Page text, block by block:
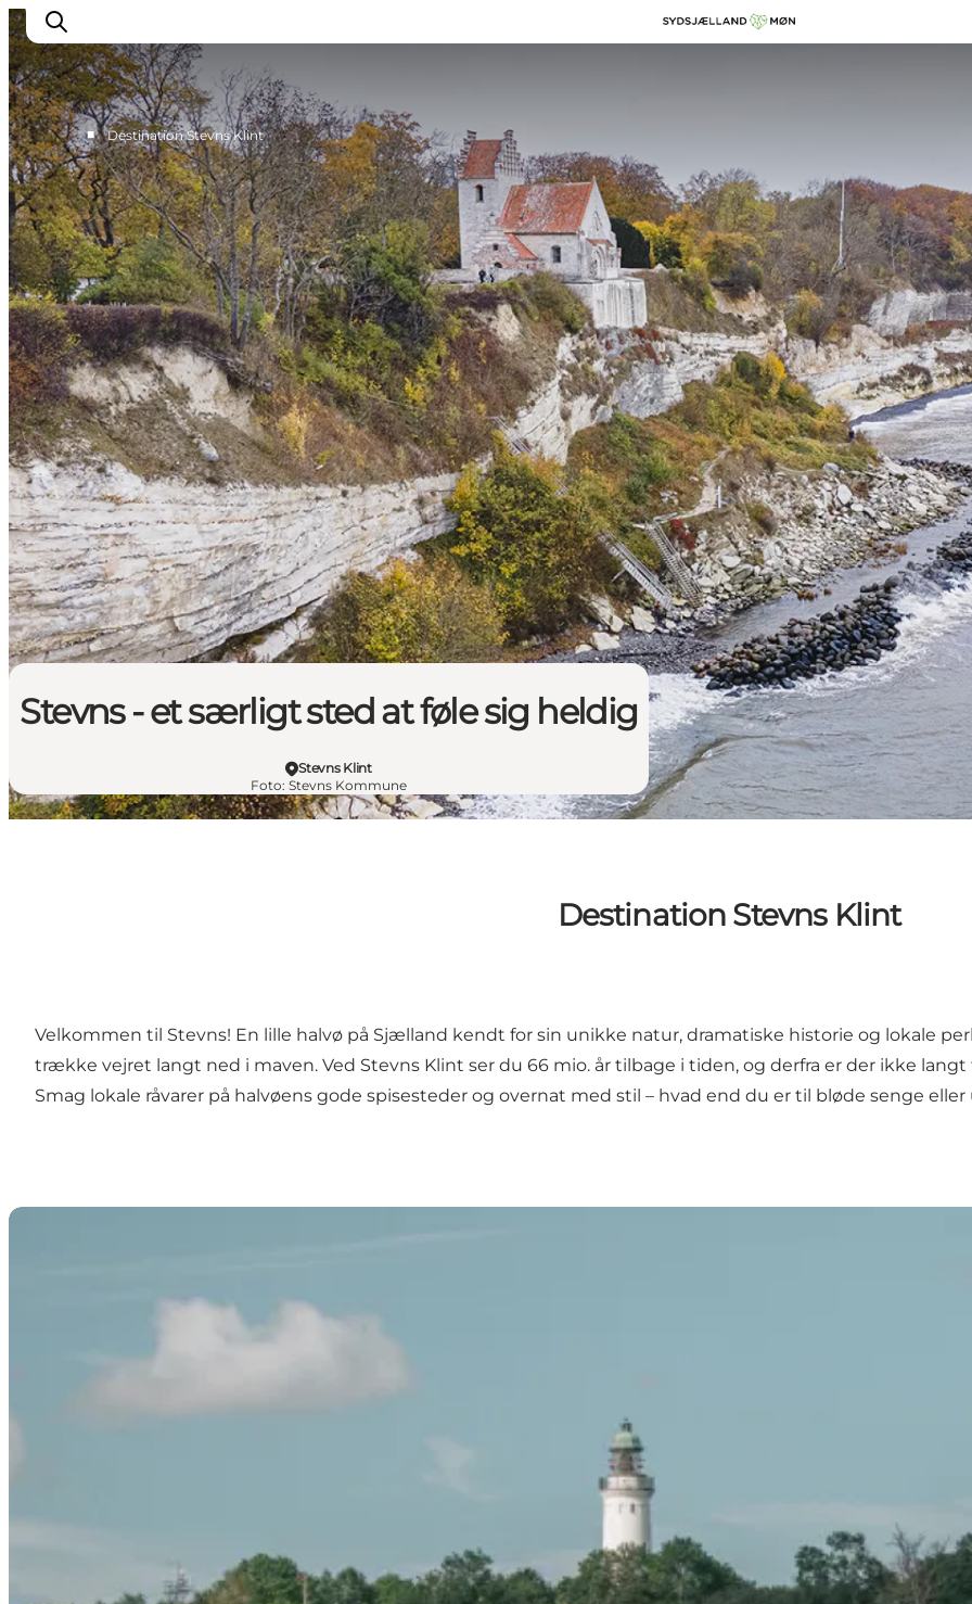
Oplev
Byer og steder
Events
Spis
Overnat
Planlæg din tur
■ Destination Stevns Klint
Stevns - et særligt sted at føle sig heldig
Stevns Klint
Foto: Stevns Kommune
Destination Stevns Klint
Velkommen til Stevns! En lille halvø på Sjælland kendt for sin unikke natur, dramatiske historie og lokale
trække vejret langt ned i maven. Ved Stevns Klint ser du 66 mio. år tilbage i tiden, og derfra er der ikke
Smag lokale råvarer på halvøens gode spisesteder og overnat med stil – hvad end du er til bløde senge
Stevns Klint UNESCO Verdensarv